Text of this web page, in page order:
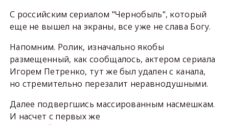
С российским сериалом "Чернобыль", который
еще не вышел на экраны, все уже не слава Богу.
Напомним. Ролик, изначально якобы
размещенный, как сообщалось, актером сериала
Игорем Петренко, тут же был удален с канала,
но стремительно перезалит неравнодушными.
Далее подвергшись массированным насмешкам.
И насчет с первых же